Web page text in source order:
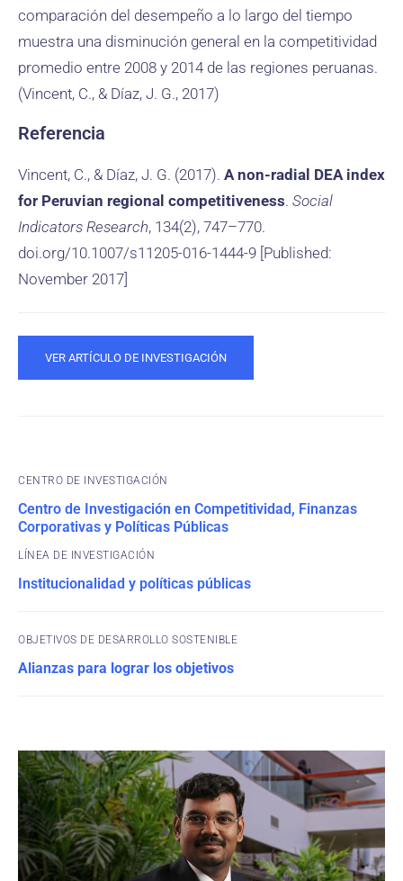
comparación del desempeño a lo largo del tiempo
muestra una disminución general en la competitividad
promedio entre 2008 y 2014 de las regiones peruanas.
(Vincent, C., & Díaz, J. G., 2017)
Referencia
Vincent, C., & Díaz, J. G. (2017). A non-radial DEA index
for Peruvian regional competitiveness. Social
Indicators Research, 134(2), 747–770.
doi.org/10.1007/s11205-016-1444-9 [Published:
November 2017]
VER ARTÍCULO DE INVESTIGACIÓN
CENTRO DE INVESTIGACIÓN
Centro de Investigación en Competitividad, Finanzas
Corporativas y Políticas Públicas
Institucionalidad y políticas públicas
OBJETIVOS DE DESARROLLO SOSTENIBLE
Alianzas para lograr los objetivos